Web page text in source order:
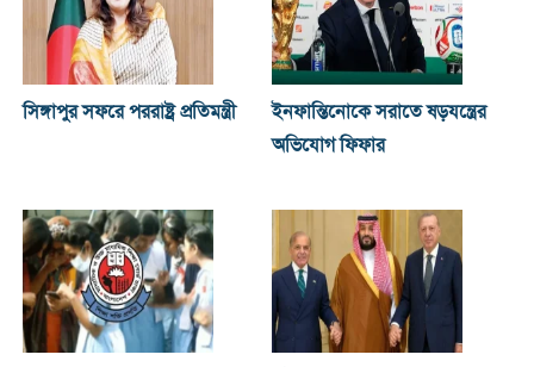
সিঙ্গাপুর সফরে পররাষ্ট্র প্রতিমন্ত্রী
ইনফান্তিনোকে সরাতে ষড়যন্ত্রের
অভিযোগ ফিফার